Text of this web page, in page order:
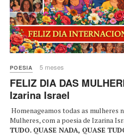
POESIA 5 meses
FELIZ DIA DAS
Izarina Israel
Homenageamos todas as mulheres
Mulheres, com a poesia de Izarina
TUDO. QUASE NADA, QUASE